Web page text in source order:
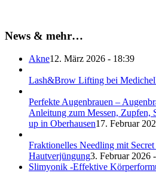
News & mehr…
Akne12. März 2026 - 18:39
Lash&Brow Lifting bei
Perfekte Augenbrauen –
Anleitung zum Messen, Zupfen,
up in Oberhausen17. Februar
Fraktionelles Needling mit
Hautverjüngung3. Februar 2026
Slimyonik -Effektive